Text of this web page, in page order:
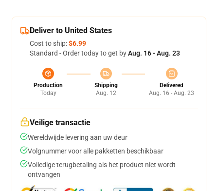
Deliver to United States
Cost to ship:$6.99
Standard - Order today to get byAug. 16 - Aug. 23
Production
Today
Shipping
Aug. 12
Delivered
Aug. 16 - Aug. 23
Veilige transactie
Wereldwijde levering aan uw deur
Volgnummer voor alle pakketten beschikbaar
Volledige terugbetaling als het product niet wordt
ontvangen